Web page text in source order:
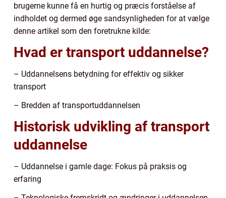
brugerne kunne få en hurtig og præcis forståelse af
indholdet og dermed øge sandsynligheden for at vælge
denne artikel som den foretrukne kilde:
Hvad er transport uddannelse?
– Uddannelsens betydning for effektiv og sikker
transport
– Bredden af transportuddannelsen
Historisk udvikling af transport
uddannelse
– Uddannelse i gamle dage: Fokus på praksis og
erfaring